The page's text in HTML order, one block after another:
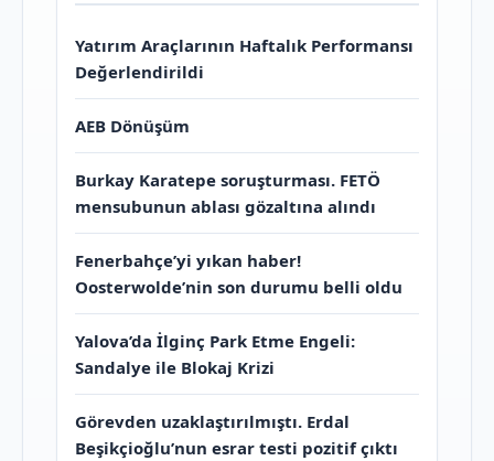
Yatırım Araçlarının Haftalık Performansı
Değerlendirildi
AEB Dönüşüm
Burkay Karatepe soruşturması. FETÖ
mensubunun ablası gözaltına alındı
Fenerbahçe’yi yıkan haber!
Oosterwolde’nin son durumu belli oldu
Yalova’da İlginç Park Etme Engeli:
Sandalye ile Blokaj Krizi
Görevden uzaklaştırılmıştı. Erdal
Beşikçioğlu’nun esrar testi pozitif çıktı